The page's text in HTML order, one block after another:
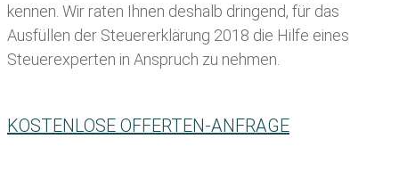
kennen. Wir raten Ihnen deshalb dringend, für das
Ausfüllen der Steuererklärung 2018 die Hilfe eines
Steuerexperten in Anspruch zu nehmen.
KOSTENLOSE OFFERTEN-ANFRAGE